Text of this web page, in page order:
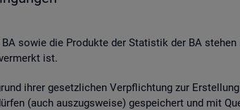
sowie die Pro­duk­te der Sta­tis­tik der BA
ist.
ihrer ge­setz­li­chen Ver­pflich­tung zur
(auch aus­zugs­wei­se) ge­spei­chert und mit